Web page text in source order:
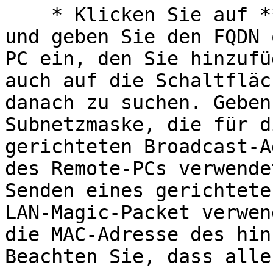
und geben Sie den
PC ein, den Sie
auch auf die
danach zu suchen.
Subnetzmaske, die für
gerichteten Broadcast-
des Remote-PCs
Senden eines
LAN-Magic-Packet
die MAC-Adresse des
Beachten Sie, dass